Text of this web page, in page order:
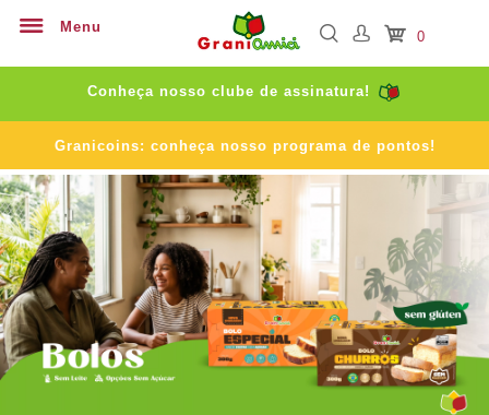
Menu
0
Conheça nosso clube de assinatura!
Granicoins: conheça nosso programa de pontos!